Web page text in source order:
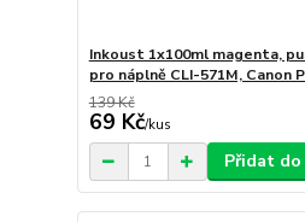
Inkoust 1x100ml magenta,
pro náplně CLI-571M, Canon
139 Kč
69 Kč/kus
Přidat do